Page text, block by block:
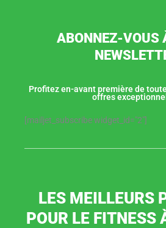
ABONNEZ-VOUS
Profitez en-avant première de
offres
[mailjet_subscribe widget_id="2"]
LES MEILLEURS
POUR LE FITNESS